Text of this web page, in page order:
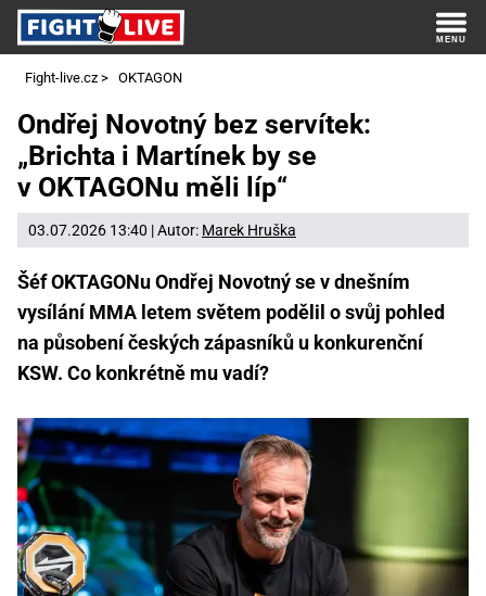
Fight-live.cz > OKTAGON
Ondřej Novotný bez servítek:
„Brichta i Martínek by se
v OKTAGONu měli líp“
03.07.2026 13:40 | Autor: Marek Hruška
Šéf OKTAGONu Ondřej Novotný se v dnešním
vysílání MMA letem světem podělil o svůj pohled
na působení českých zápasníků u konkurenční
KSW. Co konkrétně mu vadí?